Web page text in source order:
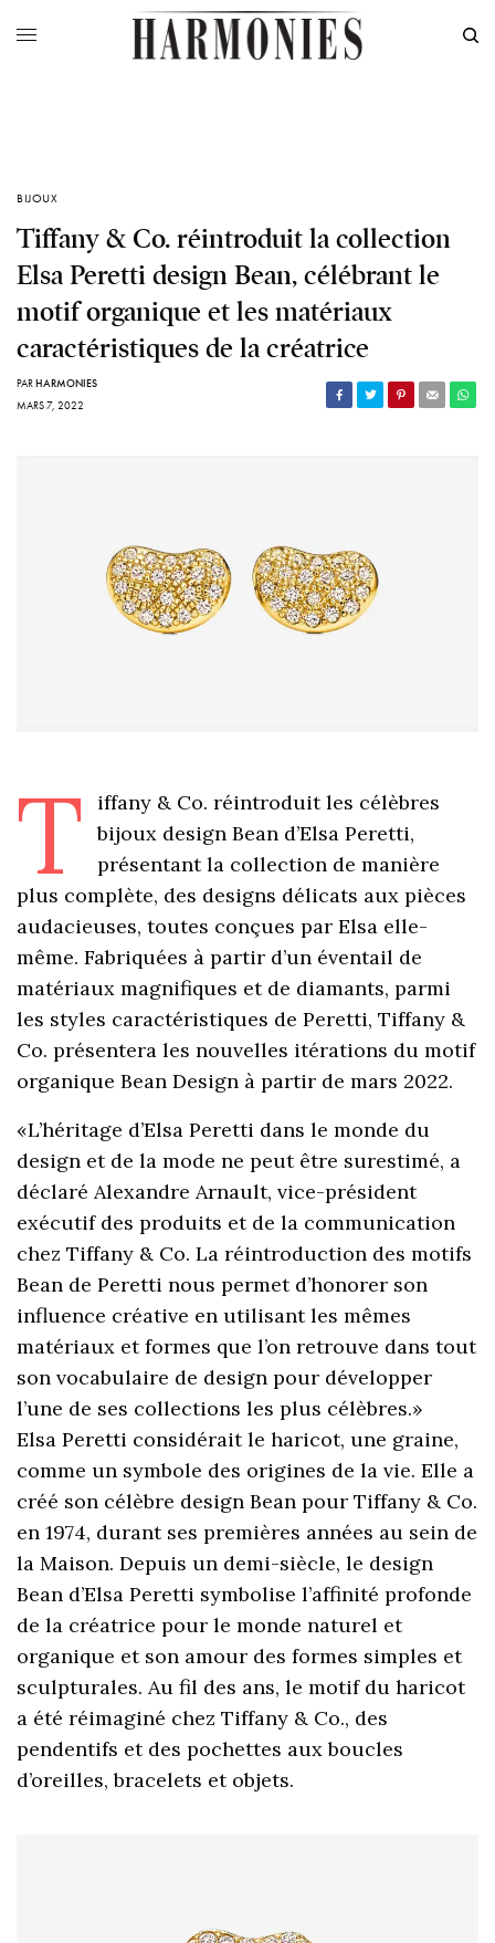
BIJOUX
Tiffany & Co. réintroduit la collection
Elsa Peretti design Bean, célébrant le
motif organique et les matériaux
caractéristiques de la créatrice
PARHARMONIES
MARS 7, 2022
T
iffany & Co. réintroduit les célèbres
bijoux design Bean d’Elsa Peretti,
présentant la collection de manière
plus complète, des designs délicats aux pièces
audacieuses, toutes conçues par Elsa elle-
même. Fabriquées à partir d’un éventail de
matériaux magnifiques et de diamants, parmi
les styles caractéristiques de Peretti, Tiffany &
Co. présentera les nouvelles itérations du motif
organique Bean Design à partir de mars 2022.
«L’héritage d’Elsa Peretti dans le monde du
design et de la mode ne peut être surestimé, a
déclaré Alexandre Arnault, vice-président
exécutif des produits et de la communication
chez Tiffany & Co. La réintroduction des motifs
Bean de Peretti nous permet d’honorer son
influence créative en utilisant les mêmes
matériaux et formes que l’on retrouve dans tout
son vocabulaire de design pour développer
l’une de ses collections les plus célèbres.»
Elsa Peretti considérait le haricot, une graine,
comme un symbole des origines de la vie. Elle a
créé son célèbre design Bean pour Tiffany & Co.
en 1974, durant ses premières années au sein de
la Maison. Depuis un demi-siècle, le design
Bean d’Elsa Peretti symbolise l’affinité profonde
de la créatrice pour le monde naturel et
organique et son amour des formes simples et
sculpturales. Au fil des ans, le motif du haricot
a été réimaginé chez Tiffany & Co., des
pendentifs et des pochettes aux boucles
d’oreilles, bracelets et objets.